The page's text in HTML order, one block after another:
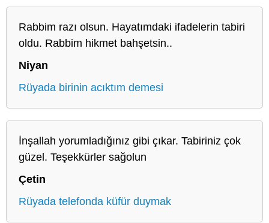
Rabbim razı olsun. Hayatımdaki ifadelerin tabiri
oldu. Rabbim hikmet bahşetsin..
Niyan
Rüyada birinin acıktım demesi
İnşallah yorumladığınız gibi çıkar. Tabiriniz çok
güzel. Teşekkürler sağolun
Çetin
Rüyada telefonda küfür duymak